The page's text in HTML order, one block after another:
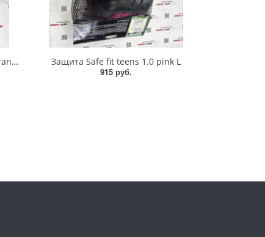
Защита Safe fit adult 1.0 black/orange M
Защита Safe fit teens 1.0 pink L
915 руб.